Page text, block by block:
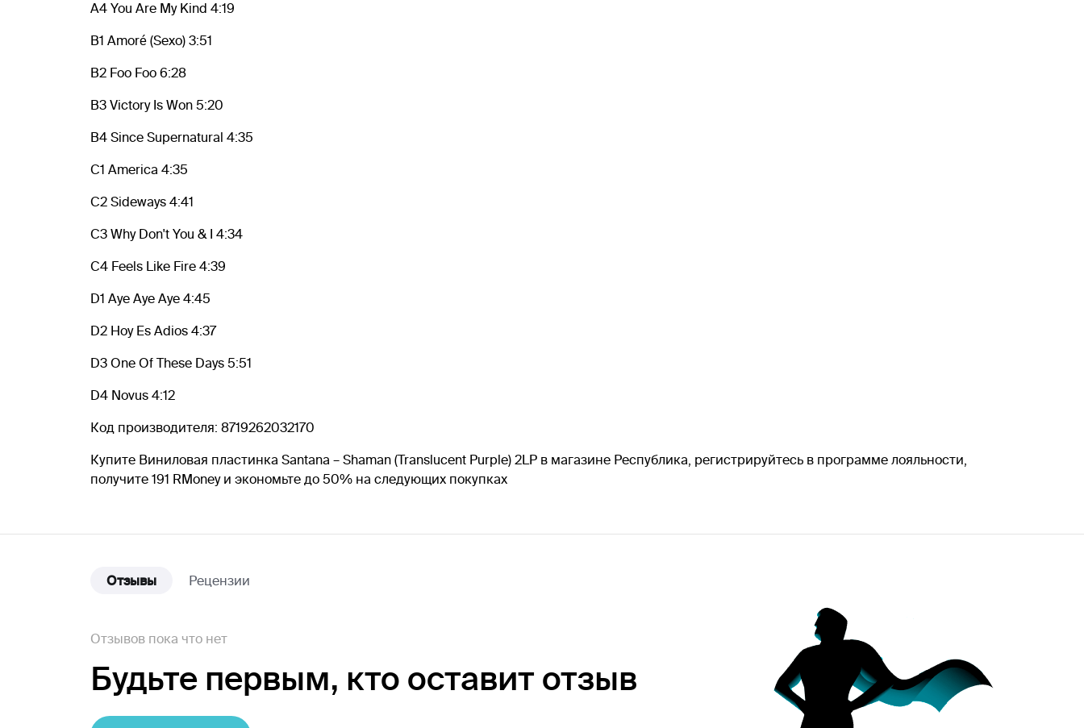
A4 You Are My Kind 4:19
B1 Amoré (Sexo) 3:51
B2 Foo Foo 6:28
B3 Victory Is Won 5:20
B4 Since Supernatural 4:35
C1 America 4:35
C2 Sideways 4:41
C3 Why Don't You & I 4:34
C4 Feels Like Fire 4:39
D1 Aye Aye Aye 4:45
D2 Hoy Es Adios 4:37
D3 One Of These Days 5:51
D4 Novus 4:12
Код производителя: 8719262032170
Купите Виниловая пластинка Santana – Shaman (Translucent Purple) 2LP в магазине Республика, регистрируйтесь в программе лояльности,
получите 191 RMoney и экономьте до 50% на следующих покупках
Отзывы Рецензии
Отзывов пока что нет
Будьте первым, кто оставит отзыв